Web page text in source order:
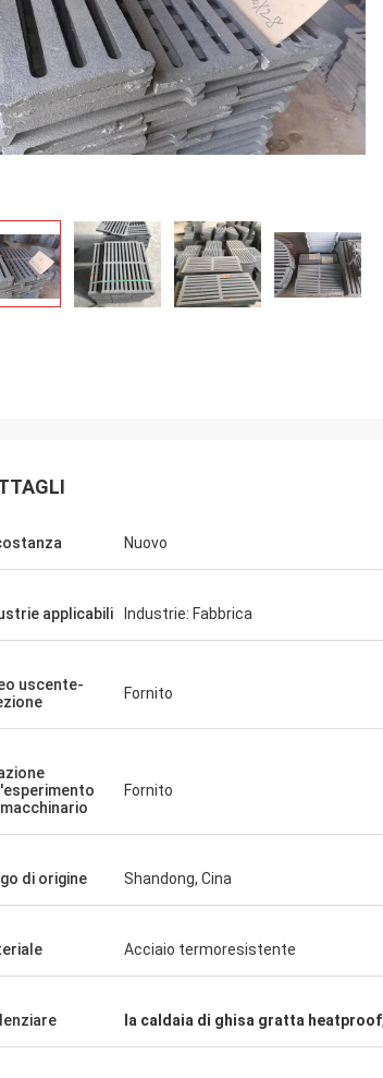
Nuovo
applicabili Industrie: Fabbrica
uscente-
Fornito
Fornito
di origine Shandong, Cina
Acciaio termoresistente
la caldaia di ghisa gratta heatproof,